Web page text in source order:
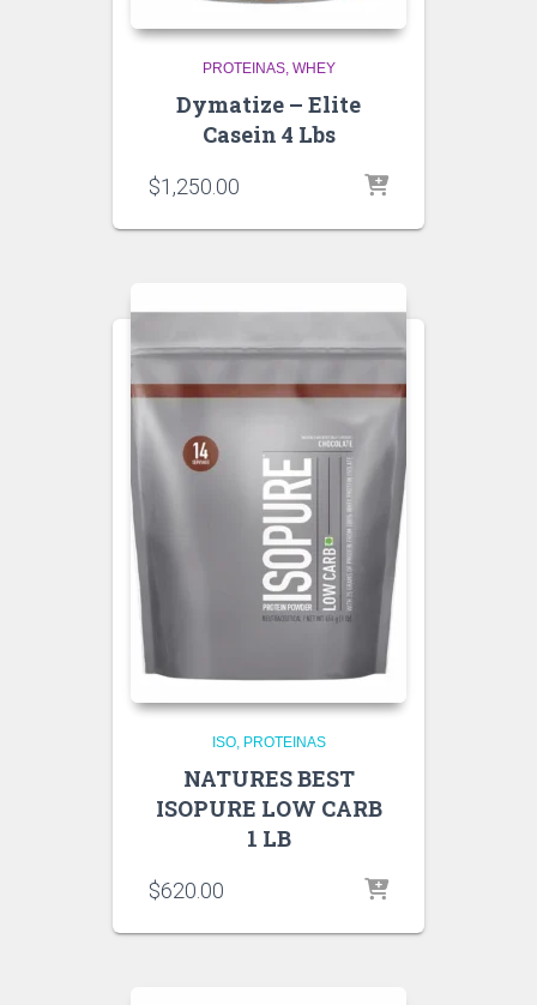
PROTEINAS WHEY
Dymatize – Elite
Casein 4 Lbs
$1,250.00
ISO PROTEINAS
NATURES BEST
ISOPURE LOW CARB
1 LB
$620.00